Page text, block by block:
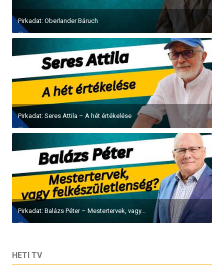
Pirkadat: Oberlander Báruch
Pirkadat: Seres Attila – A hét értékelése
Pirkadat: Balázs Péter – Mestertervek, vagy...
HETI TV